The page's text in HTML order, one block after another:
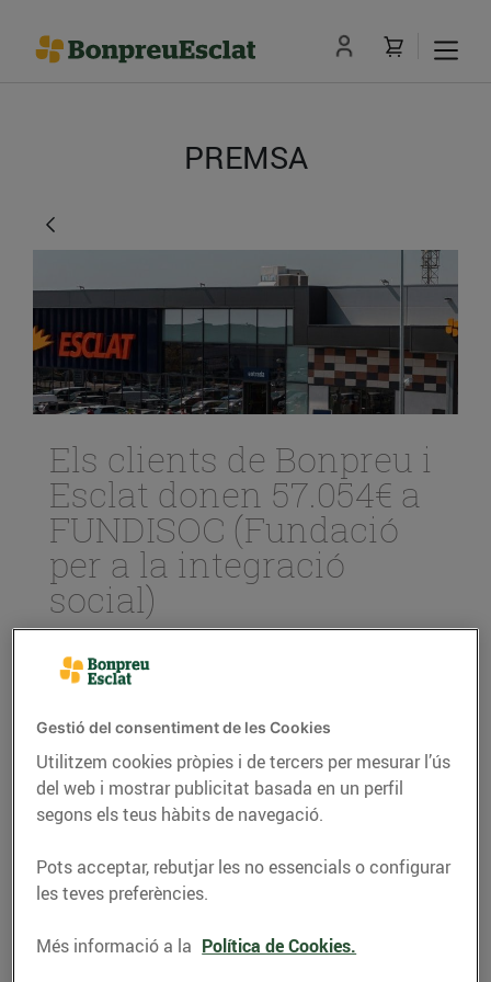
PREMSA
Els clients de Bonpreu i
Esclat donen 57.054€ a
FUNDISOC (Fundació
per a la integració
social)
10/d’agost/2021
de l’Arrodoniment Solidari als
realitzat258donacions.
L’import va destinat a
han creat un projecte que dona resposta
a les necessitats de socialització,
en les vacances dels menors en situació
Gestió del consentiment de les Cookies
Utilitzem cookies pròpies i de tercers per mesurar l’ús
del web i mostrar publicitat basada en un perfil
segons els teus hàbits de navegació.
Pots acceptar, rebutjar les no essencials o configurar
les teves preferències.
Més informació a la Política de Cookies.